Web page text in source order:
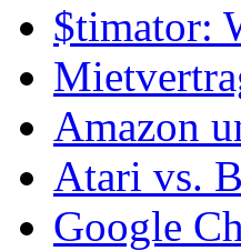
$timator:
Amazon
Atari vs.
Google